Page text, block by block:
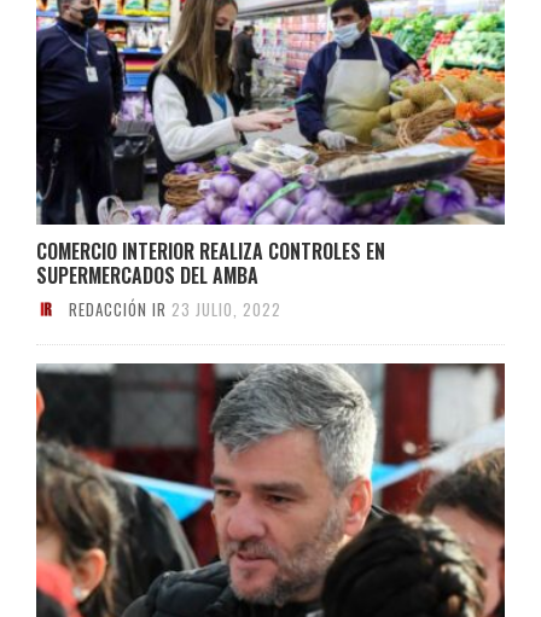
COMERCIO INTERIOR REALIZA CONTROLES EN
SUPERMERCADOS DEL AMBA
REDACCIÓN IR 23 JULIO, 2022